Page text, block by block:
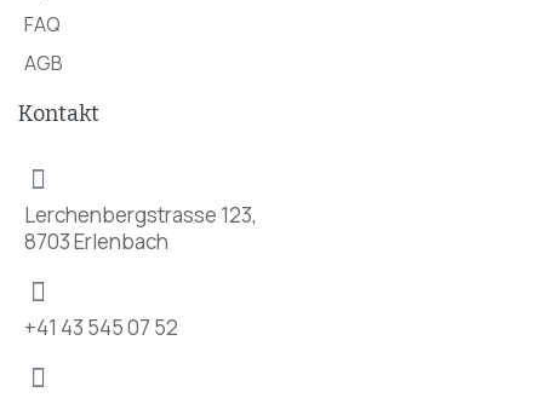
FAQ
AGB
Kontakt
Lerchenbergstrasse 123,
8703 Erlenbach
+41 43 545 07 52